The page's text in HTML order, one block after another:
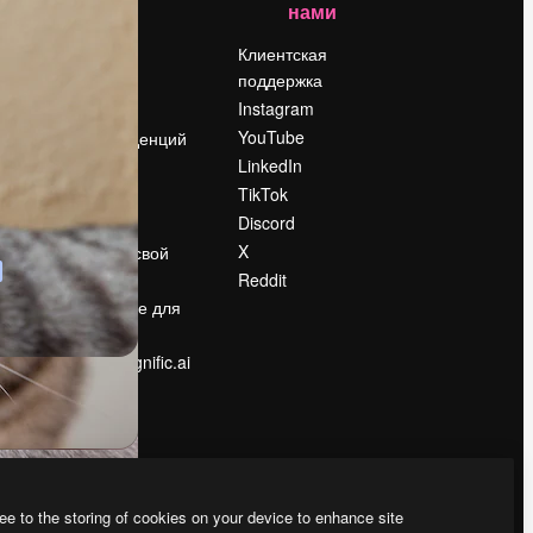
Поиск тенденций
События
Slidesgo
Продайте свой
контент
Помещение для
прессы
Ищете magnific.ai
нами
Клиентская
поддержка
Instagram
YouTube
LinkedIn
TikTok
Discord
X
Reddit
to the storing of cookies on your device to enhance site